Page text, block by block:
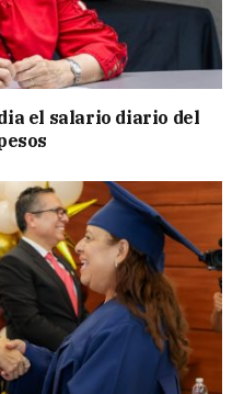
el salario diario del